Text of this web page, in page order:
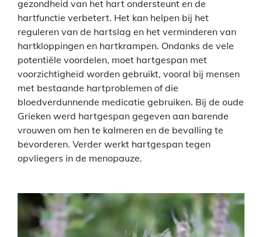
gezondheid van het hart ondersteunt en de
hartfunctie verbetert. Het kan helpen bij het
reguleren van de hartslag en het verminderen van
hartkloppingen en hartkrampen. Ondanks de vele
potentiële voordelen, moet hartgespan met
voorzichtigheid worden gebruikt, vooral bij mensen
met bestaande hartproblemen of die
bloedverdunnende medicatie gebruiken. Bij de oude
Grieken werd hartgespan gegeven aan barende
vrouwen om hen te kalmeren en de bevalling te
bevorderen. Verder werkt hartgespan tegen
opvliegers in de menopauze.